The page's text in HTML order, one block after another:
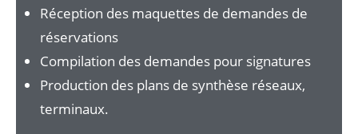
Réception des maquettes de demandes de
réservations
Compilation des demandes pour signatures
Production des plans de synthèse réseaux,
terminaux.